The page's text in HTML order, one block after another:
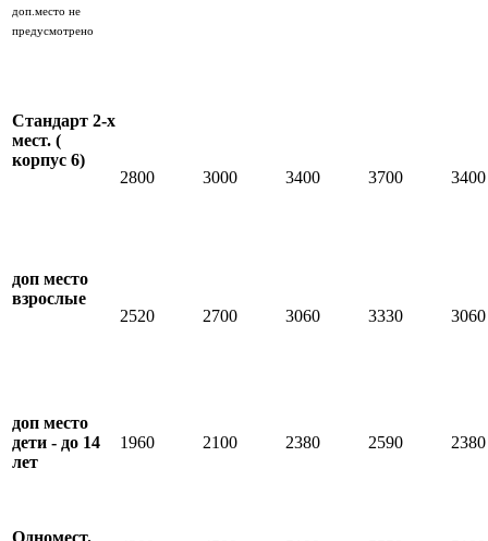
доп.место не
предусмотрено
Стандарт 2-х
мест. (
корпус 6)
2800
3000 3400 3700 3400
доп место
взрослые
2520
2700 3060 3330 3060
доп место
дети - до 14
лет
1960 2100 2380 2590 2380
Одномест.